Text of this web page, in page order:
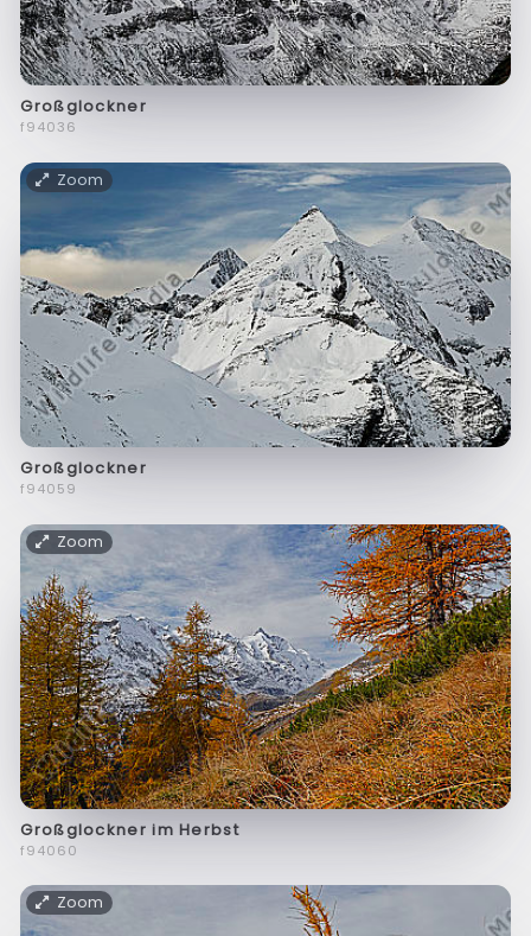
Großglockner
f94036
Zoom
Großglockner
f94059
Zoom
Großglockner im Herbst
f94060
Zoom